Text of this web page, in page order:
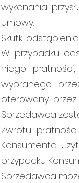
wykonania
umowy.
Skutki
W przypadku
niego
wybranego
oferowany
Sprzedawca
Zwrotu
Konsumenta
przypadku
Sprzedawca